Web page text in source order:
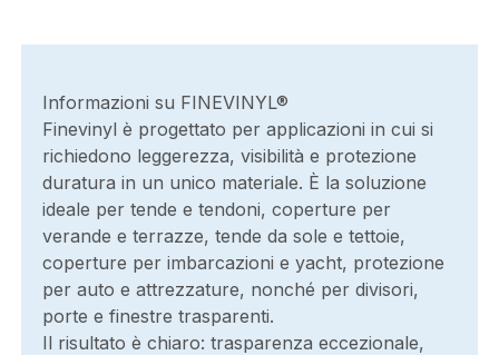
Informazioni su FINEVINYL®
Finevinyl è progettato per applicazioni in cui si
richiedono leggerezza, visibilità e protezione
duratura in un unico materiale. È la soluzione
ideale per tende e tendoni, coperture per
verande e terrazze, tende da sole e tettoie,
coperture per imbarcazioni e yacht, protezione
per auto e attrezzature, nonché per divisori,
porte e finestre trasparenti.
Il risultato è chiaro: trasparenza eccezionale,